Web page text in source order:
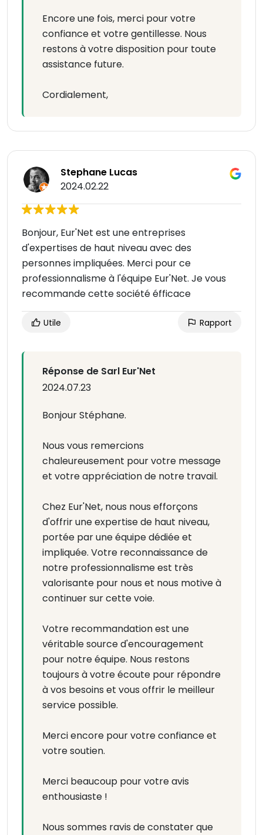
Encore une fois, merci pour votre
confiance et votre gentillesse. Nous
restons à votre disposition pour toute
assistance future.
Cordialement,
Stephane Lucas
2024.02.22
Bonjour, Eur'Net est une entreprises
d'expertises de haut niveau avec des
personnes impliquées. Merci pour ce
professionnalisme à l'équipe Eur'Net. Je vous
recommande cette société éfficace
Utile Rapport
Réponse de Sarl Eur'Net
2024.07.23
Bonjour Stéphane.
Nous vous remercions
chaleureusement pour votre message
et votre appréciation de notre travail.
Chez Eur'Net, nous nous efforçons
d'offrir une expertise de haut niveau,
portée par une équipe dédiée et
impliquée. Votre reconnaissance de
notre professionnalisme est très
valorisante pour nous et nous motive à
continuer sur cette voie.
Votre recommandation est une
véritable source d'encouragement
pour notre équipe. Nous restons
toujours à votre écoute pour répondre
à vos besoins et vous offrir le meilleur
service possible.
Merci encore pour votre confiance et
votre soutien.
Merci beaucoup pour votre avis
enthousiaste !
Nous sommes ravis de constater que